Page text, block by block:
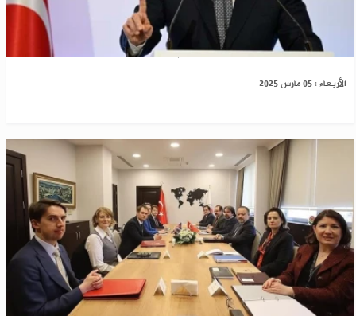
تصاعد التوتر بين تركيا وإيران بسبب سوريا
الأربعاء : 05 مارس 2025